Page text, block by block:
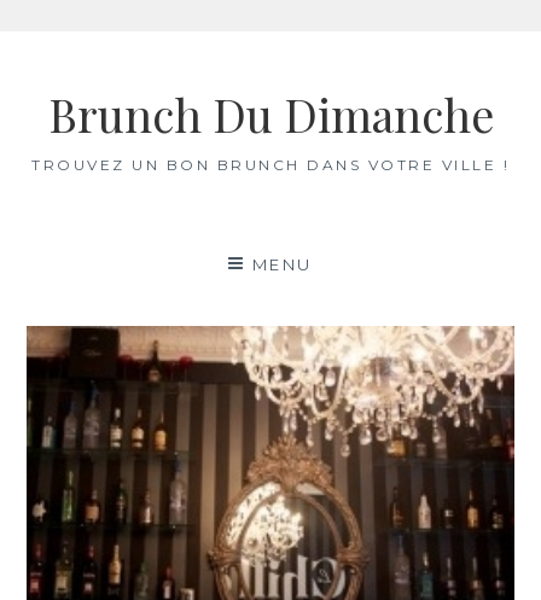
contentBrunch Du Dimanche
TROUVEZ UN BON BRUNCH DANS VOTRE VILLE !
MENU